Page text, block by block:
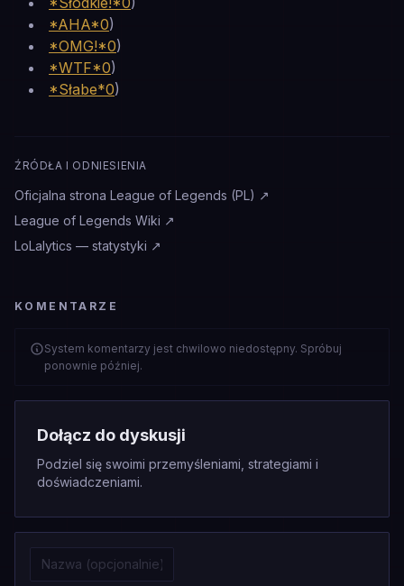
*AHA*0)
*OMG!*0)
*WTF*0)
*Słabe*0)
ŹRÓDŁA I ODNIESIENIA
Oficjalna strona League of Legends (PL) ↗
League of Legends Wiki ↗
LoLalytics — statystyki ↗
KOMENTARZE
System komentarzy jest chwilowo niedostępny. Spróbuj
ponownie później.
Dołącz do dyskusji
Podziel się swoimi przemyśleniami, strategiami i
doświadczeniami.